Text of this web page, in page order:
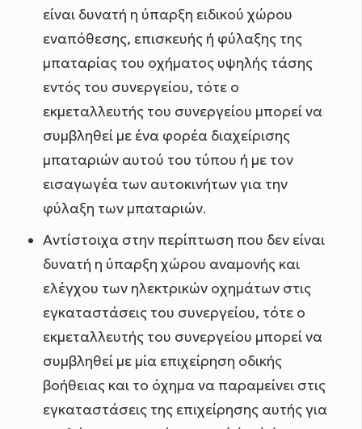
είναι δυνατή η ύπαρξη ειδικού χώρου
εναπόθεσης, επισκευής ή φύλαξης της
μπαταρίας του οχήματος υψηλής τάσης
εντός του συνεργείου, τότε ο
εκμεταλλευτής του συνεργείου μπορεί να
συμβληθεί με ένα φορέα διαχείρισης
μπαταριών αυτού του τύπου ή με τον
εισαγωγέα των αυτοκινήτων για την
φύλαξη των μπαταριών.
Αντίστοιχα στην περίπτωση που δεν είναι
δυνατή η ύπαρξη χώρου αναμονής και
ελέγχου των ηλεκτρικών οχημάτων στις
εγκαταστάσεις του συνεργείου, τότε ο
εκμεταλλευτής του συνεργείου μπορεί να
συμβληθεί με μία επιχείρηση οδικής
βοήθειας και το όχημα να παραμείνει στις
εγκαταστάσεις της επιχείρησης αυτής για